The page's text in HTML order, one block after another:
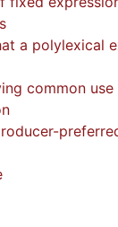
a polylexical
common use